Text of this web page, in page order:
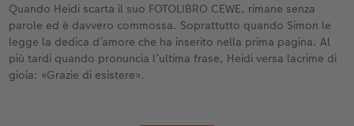
Quando Heidi scarta il suo FOTOLIBRO CEWE, rimane senza
parole ed è davvero commossa. Soprattutto quando Simon le
legge la dedica d’amore che ha inserito nella prima pagina. Al
più tardi quando pronuncia l’ultima frase, Heidi versa lacrime di
gioia: «Grazie di esistere».